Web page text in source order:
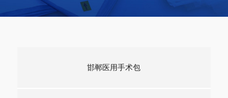
邯郸医用手术包